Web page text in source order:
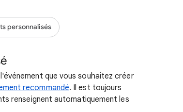
personnalisés
que vous souhaitez créer
recommandé. Il est toujours
renseignent automatiquement les